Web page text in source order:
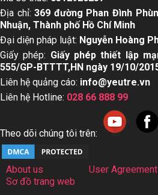
Địa chỉ:369 đường Phan Đình
Nhuận, Thành phố Hồ Chí Minh
Đại diện pháp luật: Nguyễn Hoàng
Giấy phép: Giấy phép thiết lập
555/GP-BTTTT,HN ngày 19/10/
Liên hệ quảng cáo: info@yeutre.vn
Liên hệ Hotline: 028 66 888 99
Theo dõi chúng tôi trên:
About us User Agreement
Sơ đồ trang web